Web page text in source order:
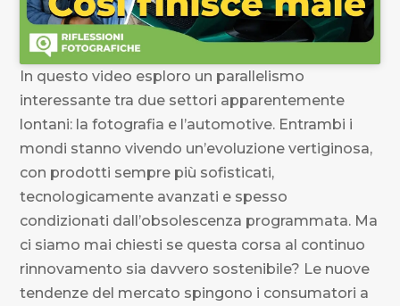
In questo video esploro un parallelismo
interessante tra due settori apparentemente
lontani: la fotografia e l’automotive. Entrambi i
mondi stanno vivendo un’evoluzione vertiginosa,
con prodotti sempre più sofisticati,
tecnologicamente avanzati e spesso
condizionati dall’obsolescenza programmata. Ma
ci siamo mai chiesti se questa corsa al continuo
rinnovamento sia davvero sostenibile? Le nuove
tendenze del mercato spingono i consumatori a